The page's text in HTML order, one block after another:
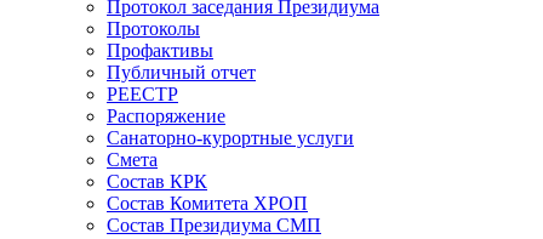
Протокол заседания Президиума
Протоколы
Профактивы
Публичный отчет
РЕЕСТР
Распоряжение
Санаторно-курортные услуги
Смета
Состав КРК
Состав Комитета ХРОП
Состав Президиума СМП